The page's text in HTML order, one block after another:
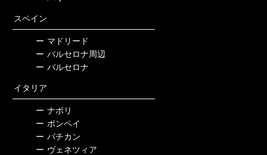
スペイン
ー マドリード
ー バルセロナ周辺
ー バルセロナ
イタリア
ー ナポリ
ー ポンペイ
ー バチカン
ー ヴェネツィア